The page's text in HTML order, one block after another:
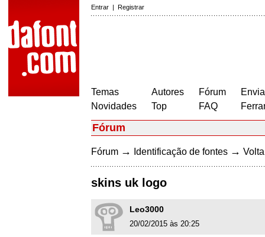
Entrar | Registrar
Temas
Novidades
Autores
Top
Fórum
FAQ
Fórum
Fórum → Identificação de fontes →
skins uk logo
Leo3000
20/02/2015 às 20:25